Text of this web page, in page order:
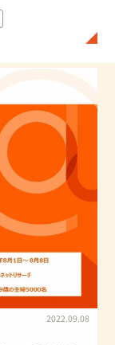
ーを先行販
2022.09.08